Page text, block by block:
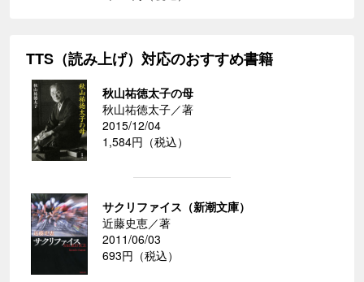
TTS（読み上げ）対応のおすすめ書籍
秋山祐徳太子の母
秋山祐徳太子／著
2015/12/04
1,584円（税込）
サクリファイス（新潮文庫）
近藤史恵／著
2011/06/03
693円（税込）